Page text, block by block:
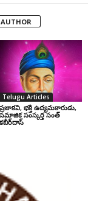
Telugu Articles
ప్రజాకవి, భక్తి ఉద్యమకారుడు,
సమాజిక సంస్కర్త సంత్‌
కబీర్‌దాస్‌